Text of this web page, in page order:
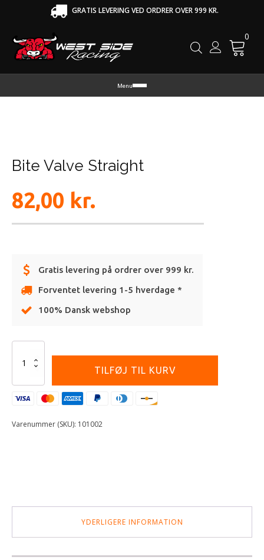
GRATIS LEVERING VED ORDRER OVER 999 KR.
0
Menu
Bite Valve Straight
82,00 kr.
Gratis levering på ordrer over 999 kr.
Forventet levering 1-5 hverdage *
100% Dansk webshop
Valve
antal
TILFØJ TIL KURV
Varenummer (SKU): 101002
YDERLIGERE INFORMATION